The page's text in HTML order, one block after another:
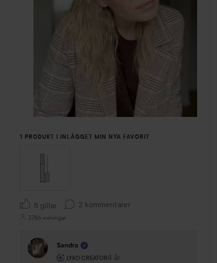
1 PRODUKT I INLÄGGET MIN NYA FAVORIT
5 gillar 2 kommentarer
3786 visningar
Sandra
LYKO CREATOR
Användarens roll: Lyko Creator.
4 år
Kommentaren lades 4 år